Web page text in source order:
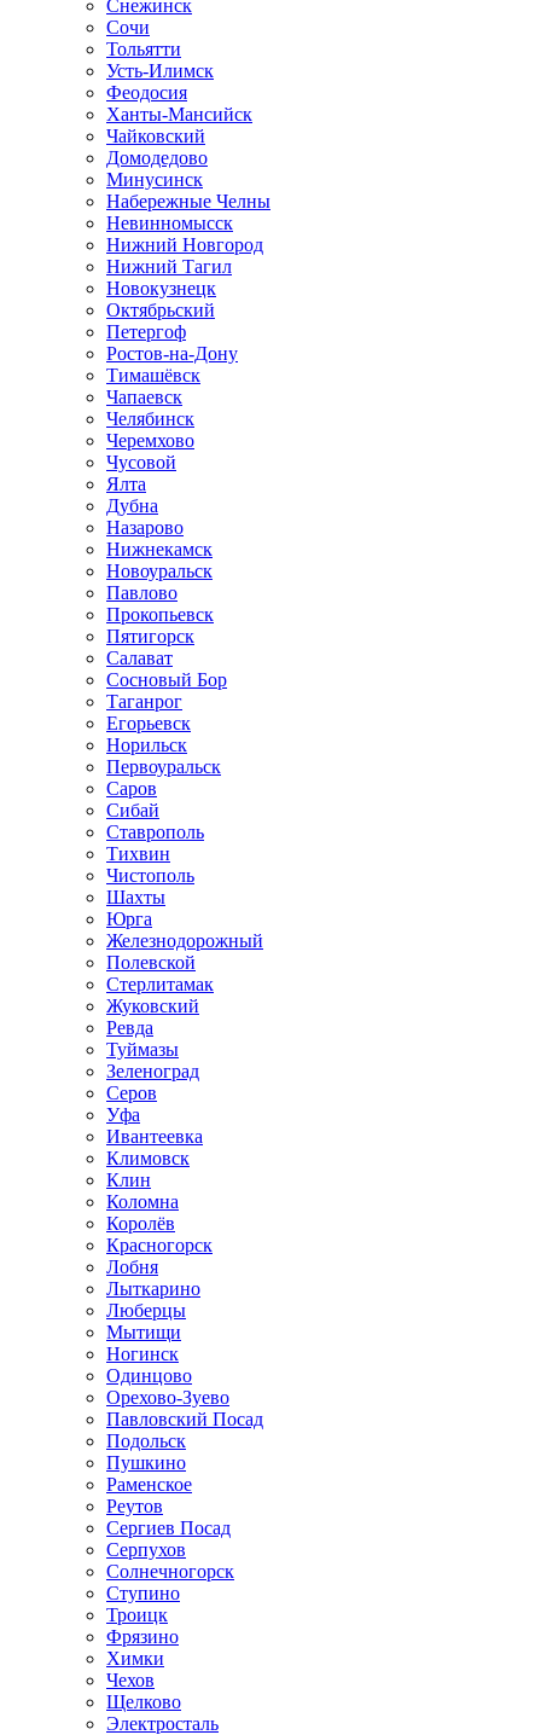
Снежинск
Сочи
Тольятти
Усть-Илимск
Феодосия
Ханты-Мансийск
Чайковский
Домодедово
Минусинск
Набережные Челны
Невинномысск
Нижний Новгород
Нижний Тагил
Новокузнецк
Октябрьский
Петергоф
Ростов-на-Дону
Тимашёвск
Чапаевск
Челябинск
Черемхово
Чусовой
Ялта
Дубна
Назарово
Нижнекамск
Новоуральск
Павлово
Прокопьевск
Пятигорск
Салават
Сосновый Бор
Таганрог
Егорьевск
Норильск
Первоуральск
Саров
Сибай
Ставрополь
Тихвин
Чистополь
Шахты
Юрга
Железнодорожный
Полевской
Стерлитамак
Жуковский
Ревда
Туймазы
Зеленоград
Серов
Уфа
Ивантеевка
Климовск
Клин
Коломна
Королёв
Красногорск
Лобня
Лыткарино
Люберцы
Мытищи
Ногинск
Одинцово
Орехово-Зуево
Павловский Посад
Подольск
Пушкино
Раменское
Реутов
Сергиев Посад
Серпухов
Солнечногорск
Ступино
Троицк
Фрязино
Химки
Чехов
Щелково
Электросталь